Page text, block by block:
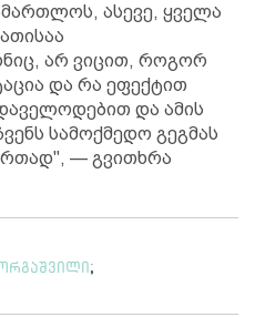
ასევე, ყველა
არ ვიცით, როგორ
და რა ეფექტით
და ამის
სამოქმედო გეგმას
— გვითხრა
;